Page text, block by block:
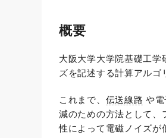
概要
大阪大学大学院基礎工学
ズを記述する計算アルゴ
これまで、 伝送線路 や
減のための方法として、
性によって電磁ノイズが